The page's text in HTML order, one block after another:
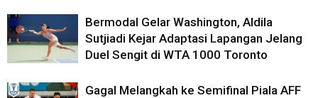
Bermodal Gelar Washington, Aldila
Sutjiadi Kejar Adaptasi Lapangan Jelang
Duel Sengit di WTA 1000 Toronto
Gagal Melangkah ke Semifinal Piala AFF